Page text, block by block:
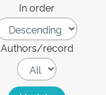
In order
Authors/record